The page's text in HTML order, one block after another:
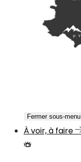
Fermer sous-menu
À voir, à faire